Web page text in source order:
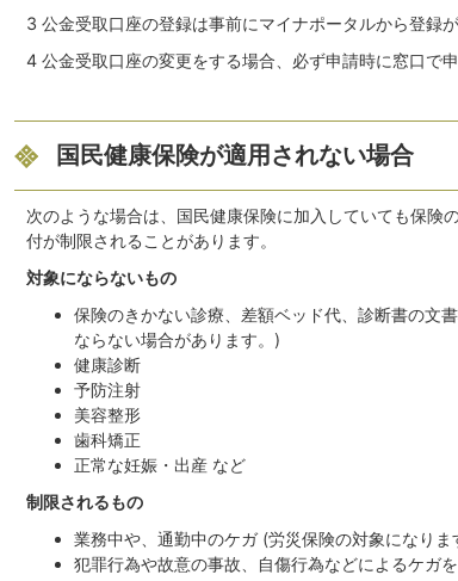
3 公金受取口座の登録は事前にマイナポータルから登録が
4 公金受取口座の変更をする場合、必ず申請時に窓口で申
国民健康保険が適用されない場合
次のような場合は、国民健康保険に加入していても保険
付が制限されることがあります。
対象にならないもの
保険のきかない診療、差額ベッド代、診断書の文
ならない場合があります。)
健康診断
予防注射
美容整形
歯科矯正
正常な妊娠・出産 など
制限されるもの
業務中や、通勤中のケガ (労災保険の対象になりま
犯罪行為や故意の事故、自傷行為などによるケガ